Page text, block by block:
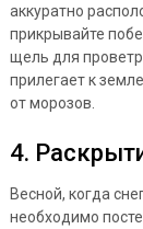
аккуратно
прикрывайте
щель для
прилегает к
от морозов.
4.
Весной, когда
необходимо